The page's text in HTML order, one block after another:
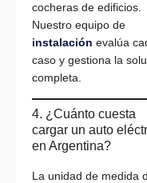
cocheras de edificios.
Nuestro equipo de
instalación evalúa
caso y gestiona la
completa.
4. ¿Cuánto cuesta
cargar un auto
en Argentina?
La unidad de medida